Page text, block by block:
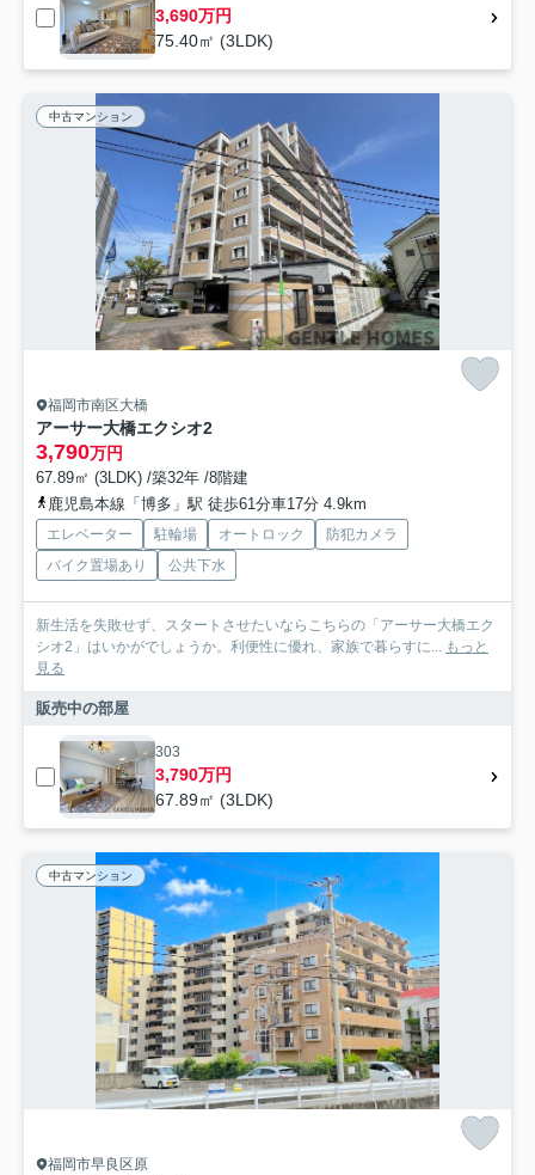
3,690万円
75.40㎡ (3LDK)
中古マンション
福岡市南区大橋
アーサー大橋エクシオ2
3,790万円
67.89㎡ (3LDK) /築32年 /8階建
鹿児島本線「博多」駅 徒歩61分車17分 4.9km
エレベーター 駐輪場 オートロック
防犯カメラ
バイク置場あり
公共下水
新生活を失敗せず、スタートさせたいならこちらの「アーサー大橋エク
シオ2」はいかがでしょうか。利便性に優れ、家族で暮らすに... もっと
見る
販売中の部屋
303
3,790万円
67.89㎡ (3LDK)
中古マンション
福岡市早良区原